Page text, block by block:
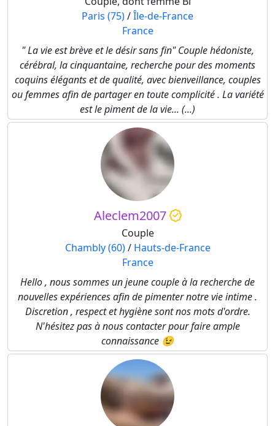
Paris (75)/Île-de-France
France
" La vie est brève et le désir sans fin" Couple hédoniste,
cérébral, la cinquantaine, recherche pour des moments
coquins élégants et de qualité, avec bienveillance, couples
ou femmes afin de partager en toute complicité . La variété
est le piment de la vie... (...)
Aleclem2007
Couple
Chambly (60)/ Hauts-de-France
France
Hello , nous sommes un jeune couple à la recherche de
nouvelles expériences afin de pimenter notre vie intime .
Discretion , respect et hygiène sont nos mots d'ordre.
N'hésitez pas à nous contacter pour faire ample
connaissance 😉